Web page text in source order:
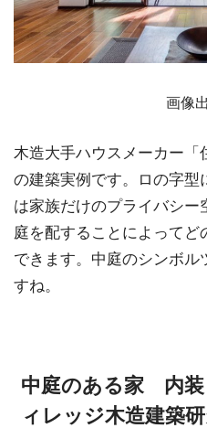
画像
木造大手ハウスメーカー「
の建築実例です。ロの字型
は家族だけのプライバシー
庭を配することによって
できます。中庭のシンボ
すね。
中庭のある家 内装
ィレッジ木造建築